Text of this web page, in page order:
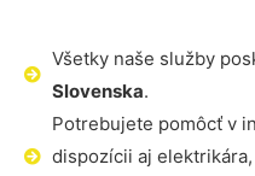
Všetky naše služby
Slovenska.
Potrebujete pomôcť v
dispozícii aj